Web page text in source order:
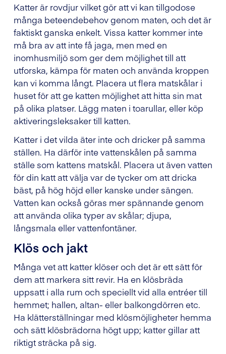
Katter är rovdjur vilket gör att vi kan tillgodose
många beteendebehov genom maten, och det är
faktiskt ganska enkelt. Vissa katter kommer inte
må bra av att inte få jaga, men med en
inomhusmiljö som ger dem möjlighet till att
utforska, kämpa för maten och använda kroppen
kan vi komma långt. Placera ut flera matskålar i
huset för att ge katten möjlighet att hitta sin mat
på olika platser. Lägg maten i toarullar, eller köp
aktiveringsleksaker till katten.
Katter i det vilda äter inte och dricker på samma
ställen. Ha därför inte vattenskålen på samma
ställe som kattens matskål. Placera ut även vatten
för din katt att välja var de tycker om att dricka
bäst, på hög höjd eller kanske under sängen.
Vatten kan också göras mer spännande genom
att använda olika typer av skålar; djupa,
långsmala eller vattenfontäner.
Klös och jakt
Många vet att katter klöser och det är ett sätt för
dem att markera sitt revir. Ha en klösbräda
uppsatt i alla rum och speciellt vid alla entréer till
hemmet; hallen, altan- eller balkongdörren etc.
Ha klätterställningar med klösmöjligheter hemma
och sätt klösbrädorna högt upp; katter gillar att
riktigt sträcka på sig.